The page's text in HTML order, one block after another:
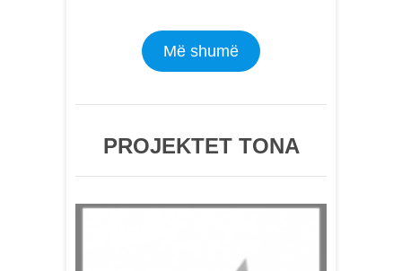
Më shumë
PROJEKTET TONA